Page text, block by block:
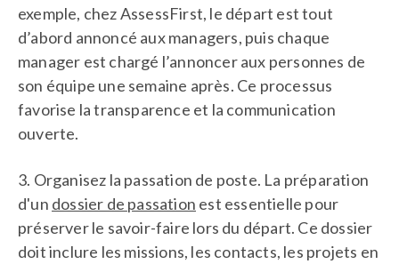
exemple, chez AssessFirst, le départ est tout
d’abord annoncé aux managers, puis chaque
manager est chargé l’annoncer aux personnes de
son équipe une semaine après. Ce processus
favorise la transparence et la communication
ouverte.
3. Organisez la passation de poste. La préparation
d'un dossier de passation est essentielle pour
préserver le savoir-faire lors du départ. Ce dossier
doit inclure les missions, les contacts, les projets en